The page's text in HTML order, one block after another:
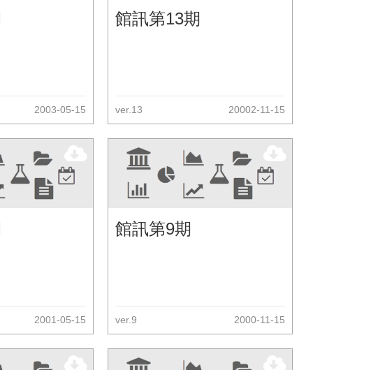
2003-05-15
館訊第13期
ver.13 20002-11-15
2001-05-15
館訊第9期
ver.9 2000-11-15